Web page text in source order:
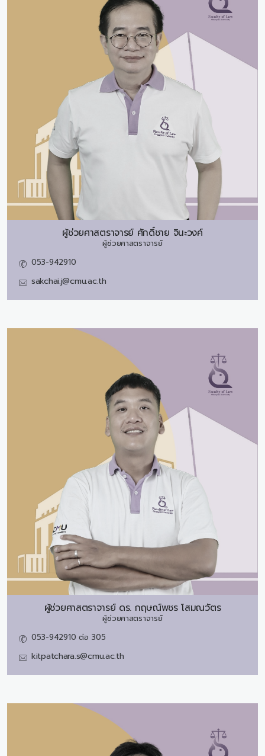
ผู้ช่วยศาสตราจารย์ ศักดิ์ชาย จินะวงค์
ผู้ช่วยศาสตราจารย์
053-942910
sakchai.j@cmu.ac.th
ผู้ช่วยศาสตราจารย์ ดร. กฤษณ์พชร โสมณวัตร
ผู้ช่วยศาสตราจารย์
053-942910 ต่อ 305
kitpatchara.s@cmu.ac.th